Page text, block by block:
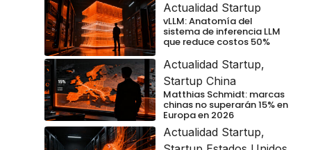
Actualidad Startup
vLLM: Anatomía del
sistema de inferencia LLM
que reduce costos 50%
Actualidad Startup,
Startup China
Matthias Schmidt: marcas
chinas no superarán 15% en
Europa en 2026
Actualidad Startup,